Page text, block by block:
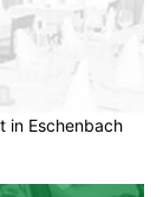
in Eschenbach